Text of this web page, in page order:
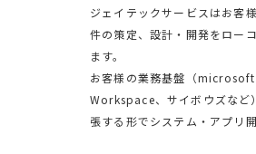
ジェイテックサービスはお客
件の策定、設計・開発をロー
ます。
お客様の業務基盤（
Workspace、サイボウズなど
張する形でシステム・アプリ